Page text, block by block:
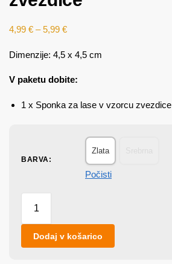
4,99 € – 5,99 €
Dimenzije: 4,5 x 4,5 cm
V paketu dobite:
1 x Sponka za lase v vzorcu zvezdice
BARVA:
Zlata
Počisti
Dodaj v košarico